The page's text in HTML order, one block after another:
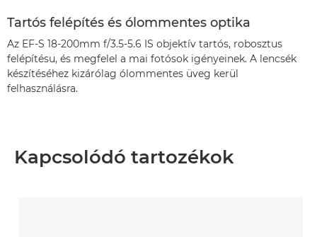
Tartós felépítés és ólommentes optika
Az EF-S 18-200mm f/3.5-5.6 IS objektív tartós, robosztus
felépítésu, és megfelel a mai fotósok igényeinek. A lencsék
készítéséhez kizárólag ólommentes üveg kerül
felhasználásra.
Kapcsolódó tartozékok